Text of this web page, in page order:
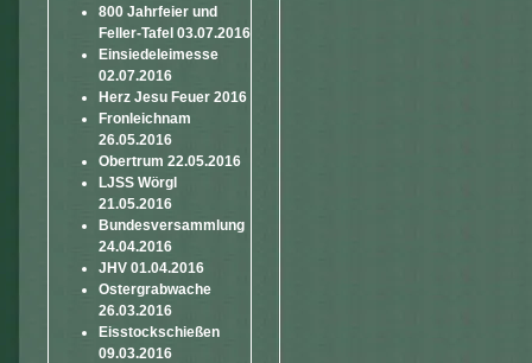
800 Jahrfeier und
Feller-Tafel 03.07.2016
Einsiedeleimesse
02.07.2016
Herz Jesu Feuer 2016
Fronleichnam
26.05.2016
Obertrum 22.05.2016
LJSS Wörgl
21.05.2016
Bundesversammlung
24.04.2016
JHV 01.04.2016
Ostergrabwache
26.03.2016
Eisstockschießen
09.03.2016